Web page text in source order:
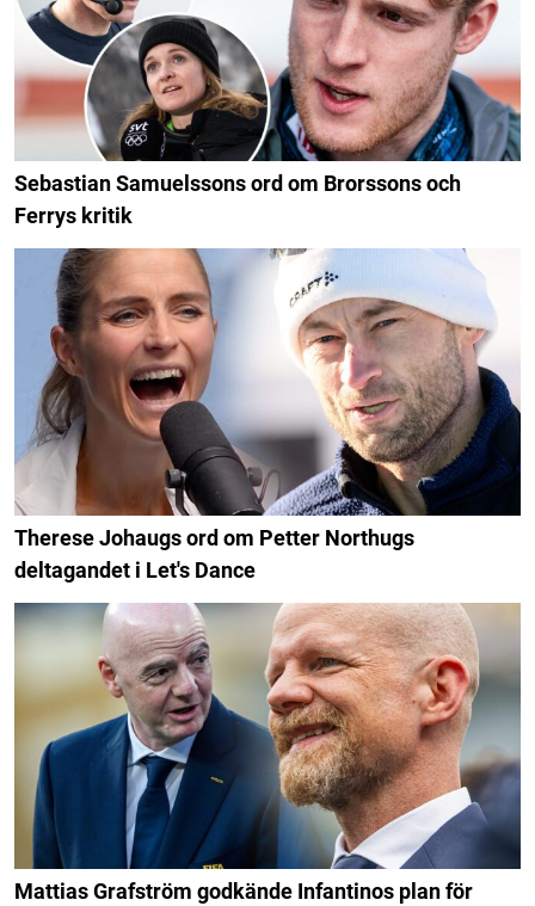
Sebastian Samuelssons ord om Brorssons och
Ferrys kritik
Therese Johaugs ord om Petter Northugs
deltagandet i Let's Dance
Mattias Grafström godkände Infantinos plan för